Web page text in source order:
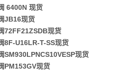
6400N 现货
JB16现货
72FF21ZSDB现货
8F-U16LR-T-SS现货
SM930LPNCS10VESP现货
PM153GV现货